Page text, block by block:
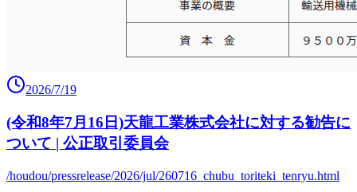
2026/7/19
(令和8年7月16日)天龍工業株式会社に対する勧告に
ついて | 公正取引委員会
/houdou/pressrelease/2026/jul/260716_chubu_toriteki_tenryu.html